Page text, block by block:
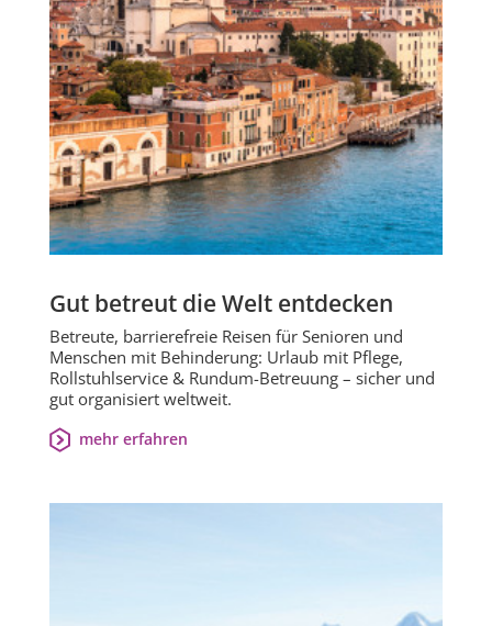
Gut betreut die Welt entdecken
Betreute, barrierefreie Reisen für Senioren und
Menschen mit Behinderung: Urlaub mit Pflege,
Rollstuhlservice & Rundum-Betreuung – sicher und
gut organisiert weltweit.
mehr erfahren